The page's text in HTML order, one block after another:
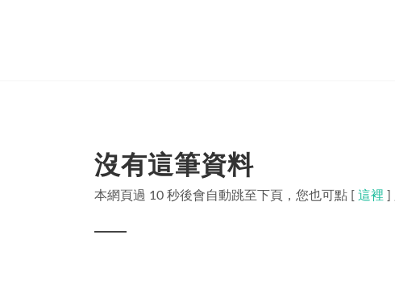
沒有這筆資料
本網頁過 10 秒後會自動跳至下頁，您也可點 [ 這裡